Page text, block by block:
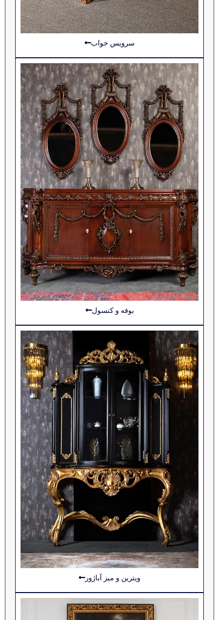
سرویس خواب
بوفه و کنسول
ویترین و میز آباژور